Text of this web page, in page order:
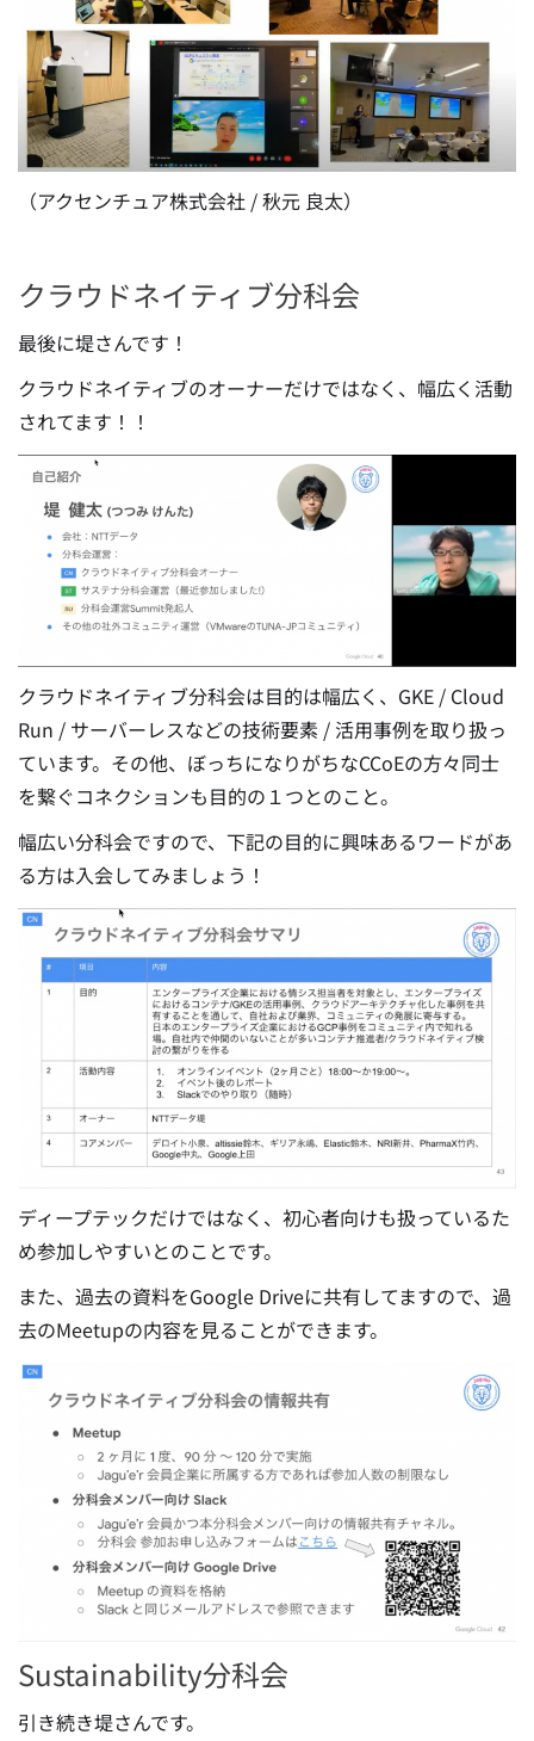
（アクセンチュア株式会社 / 秋元 良太）
クラウドネイティブ分科会
最後に堤さんです！
クラウドネイティブのオーナーだけではなく、幅広く活動
されてます！！
クラウドネイティブ分科会は目的は幅広く、GKE / Cloud
Run / サーバーレスなどの技術要素 / 活用事例を取り扱っ
ています。その他、ぼっちになりがちなCCoEの方々同士
を繋ぐコネクションも目的の１つとのこと。
幅広い分科会ですので、下記の目的に興味あるワードがあ
る方は入会してみましょう！
ディープテックだけではなく、初心者向けも扱っているた
め参加しやすいとのことです。
また、過去の資料をGoogle Driveに共有してますので、過
去のMeetupの内容を見ることができます。
Sustainability分科会
引き続き堤さんです。